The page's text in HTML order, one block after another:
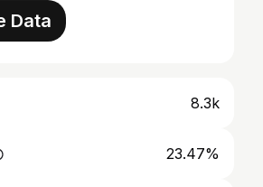
Data
8.3k
23.47%